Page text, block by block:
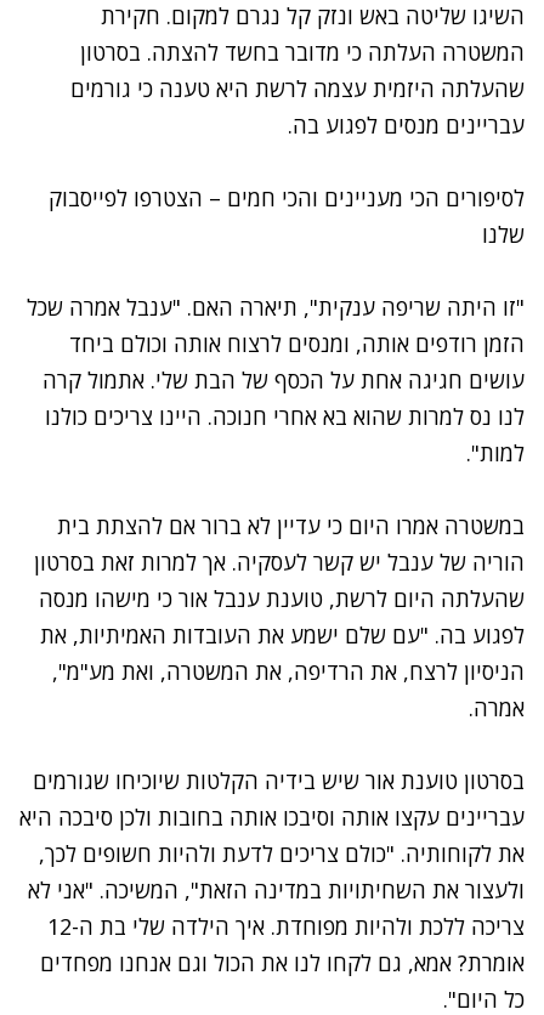
השיגו שליטה באש ונזק קל נגרם למקום. חקירת
המשטרה העלתה כי מדובר בחשד להצתה. בסרטון
שהעלתה היזמית עצמה לרשת היא טענה כי גורמים
עבריינים מנסים לפגוע בה.
לסיפורים הכי מעניינים והכי חמים – הצטרפו לפייסבוק
שלנו
"זו היתה שריפה ענקית", תיארה האם. "ענבל אמרה שכל
הזמן רודפים אותה, ומנסים לרצוח אותה וכולם ביחד
עושים חגיגה אחת על הכסף של הבת שלי. אתמול קרה
לנו נס למרות שהוא בא אחרי חנוכה. היינו צריכים כולנו
למות".
במשטרה אמרו היום כי עדיין לא ברור אם להצתת בית
הוריה של ענבל יש קשר לעסקיה. אך למרות זאת בסרטון
שהעלתה היום לרשת, טוענת ענבל אור כי מישהו מנסה
לפגוע בה. "עם שלם ישמע את העובדות האמיתיות, את
הניסיון לרצח, את הרדיפה, את המשטרה, ואת מע"מ",
אמרה.
בסרטון טוענת אור שיש בידיה הקלטות שיוכיחו שגורמים
עבריינים עקצו אותה וסיבכו אותה בחובות ולכן סיבכה היא
את לקוחותיה. "כולם צריכים לדעת ולהיות חשופים לכך,
ולעצור את השחיתויות במדינה הזאת", המשיכה. "אני לא
צריכה ללכת ולהיות מפוחדת. איך הילדה שלי בת ה-12
אומרת? אמא, גם לקחו לנו את הכול וגם אנחנו מפחדים
כל היום".